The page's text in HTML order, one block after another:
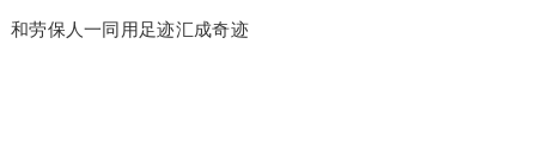
和劳保人一同用足迹汇成奇迹